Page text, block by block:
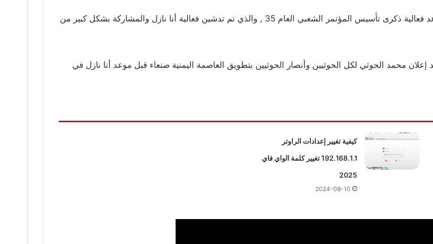
إستعدادات كبيرة في العاصمة اليمنية صنعاء قبل موعد فعالية ذكرى تأسيس المؤتمر الشعبي العام 35 , والذي تم تدشين فعالية أنا نازل والمشاركة بشكل كبير من
محمد الحوثي لكل الحوثيين وأنصار الحوثيين بتطويق العاصمة اليمنية صنعاء قبل موعد أنا نازل في
كيفية تغيير إعدادات الراوتر
192.168.1.1 تغيير كلمة الواي فاي
2025
2024-08-10